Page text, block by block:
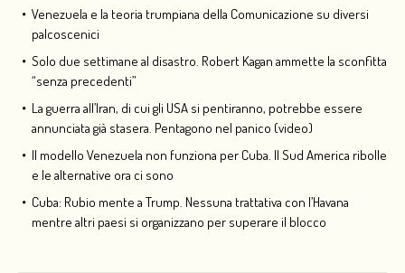
Venezuela e la teoria trumpiana della Comunicazione su diversi
palcoscenici
Solo due settimane al disastro. Robert Kagan ammette la sconfitta
“senza precedenti”
La guerra all’Iran, di cui gli USA si pentiranno, potrebbe essere
annunciata già stasera. Pentagono nel panico (video)
Il modello Venezuela non funziona per Cuba. Il Sud America ribolle
e le alternative ora ci sono
Cuba: Rubio mente a Trump. Nessuna trattativa con l’Havana
mentre altri paesi si organizzano per superare il blocco